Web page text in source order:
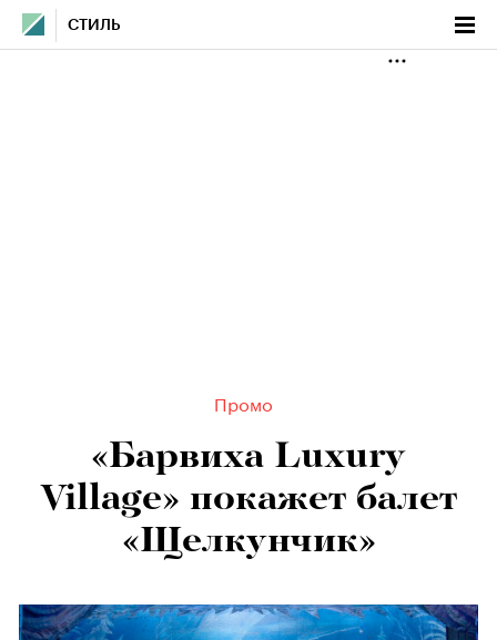
СТИЛЬ
Промо
«Барвиха Luxury
Village» покажет балет
«Щелкунчик»